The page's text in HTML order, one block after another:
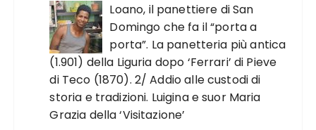
Loano, il panettiere di San
Domingo che fa il “porta a
porta”. La panetteria più antica
(1.901) della Liguria dopo ‘Ferrari’ di Pieve
di Teco (1870). 2/ Addio alle custodi di
storia e tradizioni. Luigina e suor Maria
Grazia della ‘Visitazione’